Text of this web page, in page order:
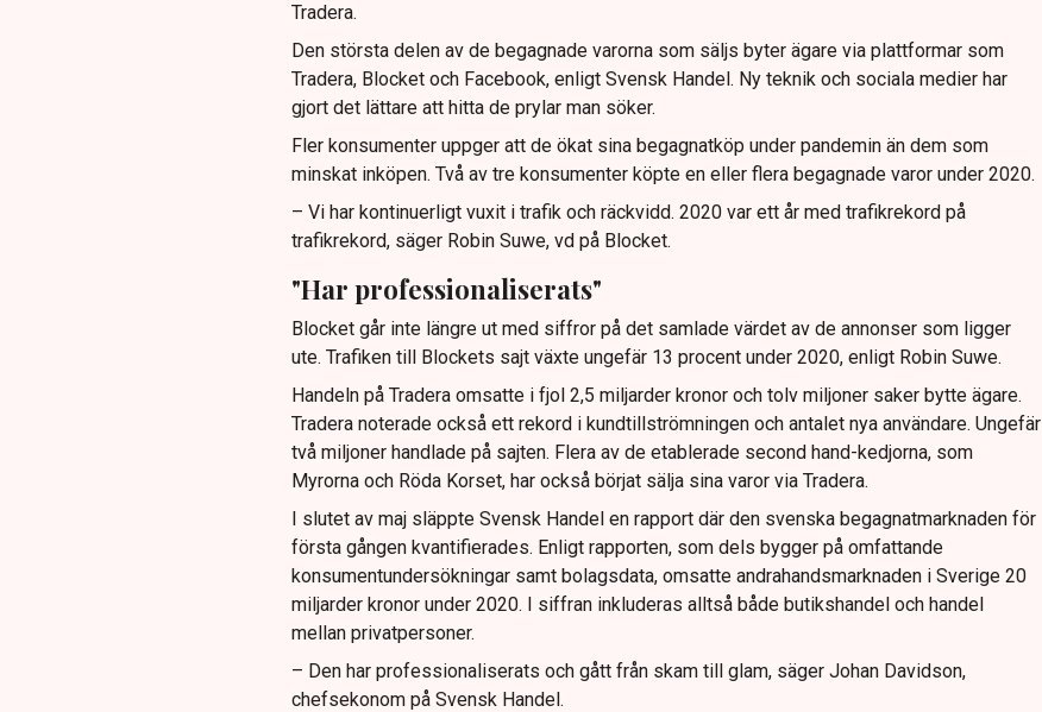
Tradera.
Den största delen av de begagnade varorna som säljs byter ägare via plattformar som
Tradera, Blocket och Facebook, enligt Svensk Handel. Ny teknik och sociala medier har
gjort det lättare att hitta de prylar man söker.
Fler konsumenter uppger att de ökat sina begagnatköp under pandemin än dem som
minskat inköpen. Två av tre konsumenter köpte en eller flera begagnade varor under 2020.
– Vi har kontinuerligt vuxit i trafik och räckvidd. 2020 var ett år med trafikrekord på
trafikrekord, säger Robin Suwe, vd på Blocket.
"Har professionaliserats"
Blocket går inte längre ut med siffror på det samlade värdet av de annonser som ligger
ute. Trafiken till Blockets sajt växte ungefär 13 procent under 2020, enligt Robin Suwe.
Handeln på Tradera omsatte i fjol 2,5 miljarder kronor och tolv miljoner saker bytte ägare.
Tradera noterade också ett rekord i kundtillströmningen och antalet nya användare. Ungefär
två miljoner handlade på sajten. Flera av de etablerade second hand-kedjorna, som
Myrorna och Röda Korset, har också börjat sälja sina varor via Tradera.
I slutet av maj släppte Svensk Handel en rapport där den svenska begagnatmarknaden för
första gången kvantifierades. Enligt rapporten, som dels bygger på omfattande
konsumentundersökningar samt bolagsdata, omsatte andrahandsmarknaden i Sverige 20
miljarder kronor under 2020. I siffran inkluderas alltså både butikshandel och handel
mellan privatpersoner.
– Den har professionaliserats och gått från skam till glam, säger Johan Davidson,
chefsekonom på Svensk Handel.